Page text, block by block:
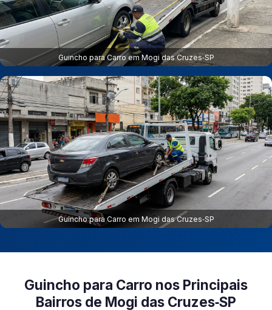
Guincho para Carro em Mogi das Cruzes‑SP
Guincho para Carro em Mogi das Cruzes‑SP
Guincho para Carro nos Principais
Bairros de Mogi das Cruzes‑SP